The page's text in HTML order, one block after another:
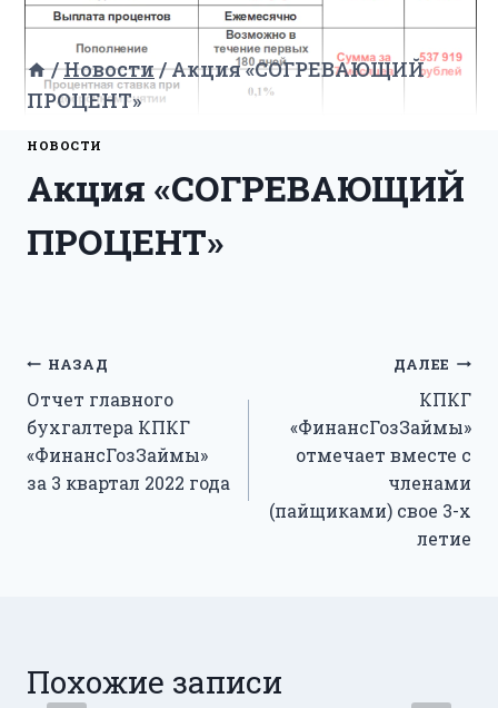
/Новости/Акция «СОГРЕВАЮЩИЙ
ПРОЦЕНТ»
НОВОСТИ
Акция «СОГРЕВАЮЩИЙ
ПРОЦЕНТ»
Навигация
по
записям
НАЗАД
Отчет главного
бухгалтера КПКГ
«ФинансГозЗаймы»
за 3 квартал 2022 года
ДАЛЕЕ
КПКГ
«ФинансГозЗаймы»
отмечает вместе с
членами
(пайщиками) свое 3-х
летие
Похожие записи